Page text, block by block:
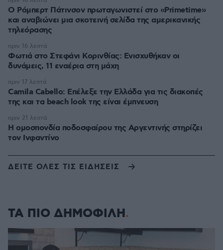
Ο Ρόμπερτ Πάτινσον πρωταγωνιστεί στο «Primetime»
και αναβιώνει μια σκοτεινή σελίδα της αμερικανικής
τηλεόρασης
Φωτιά στο Στεφάνι Κορινθίας: Ενισχυθήκαν οι
δυνάμεις, 11 εναέρια στη μάχη
πριν 16 λεπτά
Camila Cabello: Επέλεξε την Ελλάδα για τις διακοπές
της και τα beach look της είναι έμπνευση
πριν 17 λεπτά
Η ομοσπονδία ποδοσφαίρου της Αργεντινής στηρίζει
τον Ινφαντίνο
πριν 21 λεπτά
ΔΕΙΤΕ ΟΛΕΣ ΤΙΣ ΕΙΔΗΣΕΙΣ
ΤΑ ΠΙΟ ΔΗΜΟΦΙΛΗ